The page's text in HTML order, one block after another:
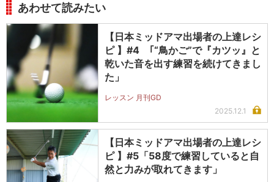
あわせて読みたい
【日本ミッドアマ出場者の上達レシ
ピ 】#4 ｢“鳥かご”で『カツッ』と
乾いた音を出す練習を続けてきまし
た」
レッスン 月刊GD
2025.12.1
【日本ミッドアマ出場者の上達レシ
ピ 】#5「58度で練習していると自
然と力みが取れてきます」